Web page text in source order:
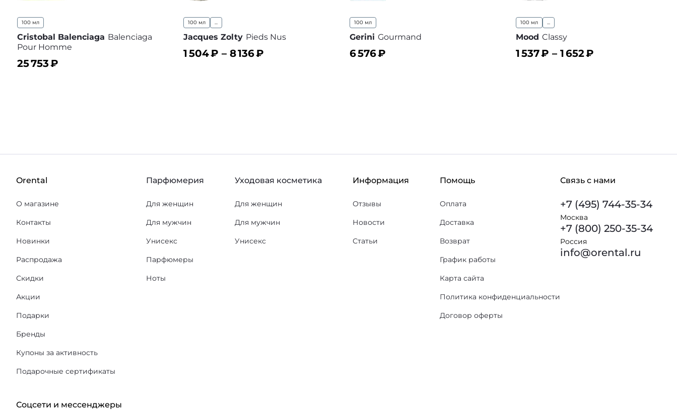
100 мл
Cristobal Balenciaga Balenciaga
Pour Homme
25 753₽
100 мл ...
Jacques Zolty Pieds Nus
1 504₽ – 8 136₽
100 мл
Gerini Gourmand
6 576₽
100 мл ...
Mood Classy
1 537₽ – 1 652₽
Orental
О магазине
Контакты
Новинки
Распродажа
Скидки
Акции
Подарки
Бренды
Купоны за активность
Подарочные сертификаты
Парфюмерия
Для женщин
Для мужчин
Унисекс
Парфюмеры
Ноты
Уходовая косметика
Для женщин
Для мужчин
Унисекс
Информация
Отзывы
Новости
Статьи
Помощь
Оплата
Доставка
Возврат
График работы
Карта сайта
Политика конфиденциальности
Договор оферты
Связь с нами
+7 (495) 744-35-34
Москва
+7 (800) 250-35-34
Россия
info@orental.ru
Соцсети и мессенджеры